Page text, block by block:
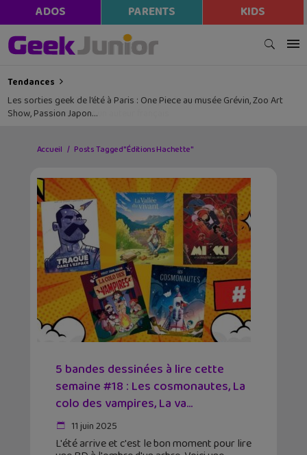
ADOS PARENTS KIDS
Tendances
Les sorties geek de l’été à Paris : One Piece au musée Grévin, Zoo Art
Show, Passion Japon…
Accueil Posts Tagged "Éditions Hachette"
5 bandes dessinées à lire cette
semaine #18 : Les cosmonautes, La
colo des vampires, La va...
11 juin 2025
L'été arrive et c'est le bon moment pour lire